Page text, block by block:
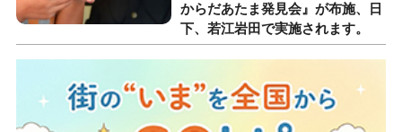
からだあたま発見会』が布施、日
下、若江岩田で実施されます。